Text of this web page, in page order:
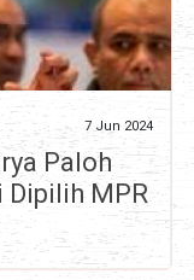
7 Jun 2024
Paloh
Dipilih MPR